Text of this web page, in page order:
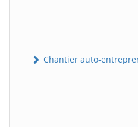
Chantier auto-